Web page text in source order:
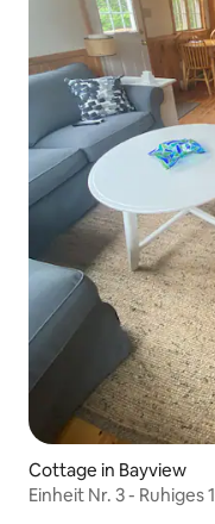
Cottage in Bayview
Einheit Nr. 3 -